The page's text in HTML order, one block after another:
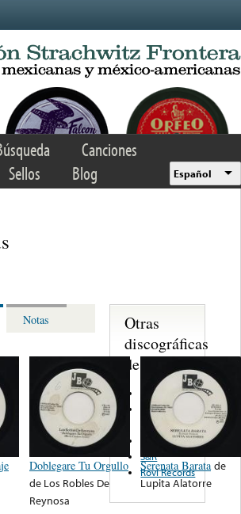
Canciones
Sellos Blog Español
Notas
Doblegare Tu Orgullo
de Los Robles De
Reynosa
Serenata Barata de
Lupita Alatorre
Otras
discográficas
de nota ...
Firmamento
Freddie
Records
Artesonic
S&R
Rovi Records